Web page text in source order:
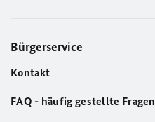
Bürgerservice
Kontakt
FAQ - häufig gestellte Fragen